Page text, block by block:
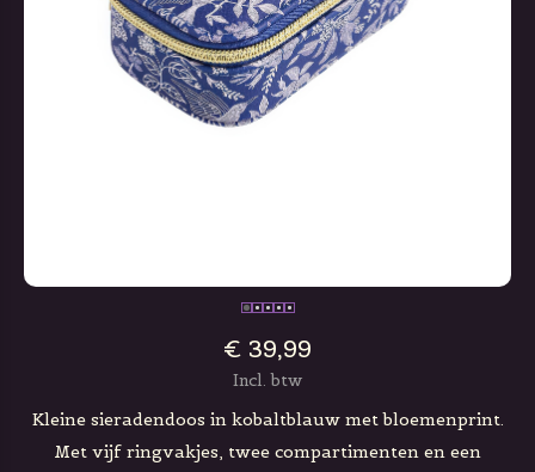
€ 39,99
Incl. btw
Kleine sieradendoos in kobaltblauw met bloemenprint.
Met vijf ringvakjes, twee compartimenten en een